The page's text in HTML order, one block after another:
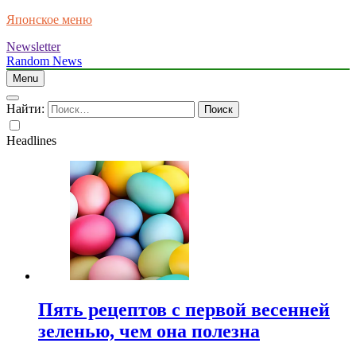
Японское меню
Newsletter
Random News
Menu
Найти:
Headlines
Пять рецептов с первой весенней
зеленью, чем она полезна